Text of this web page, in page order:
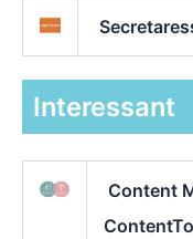
Interessant
Content